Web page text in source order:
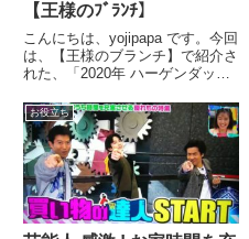
【王様のﾌﾞﾗﾝﾁ】
こんにちは、yojipapa です。今回
は、【王様のブランチ】で紹介さ
れた、「2020年 ハーゲンダッツ
ー売り上げランキングTOP8！」
の内容をお伝えします。番組名王
様のブランチ 菅田将暉&中村倫
也の仲良し対談...
お役立ち